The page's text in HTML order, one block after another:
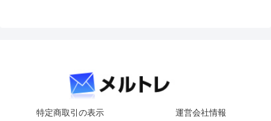
特定商取引の表示
運営会社情報